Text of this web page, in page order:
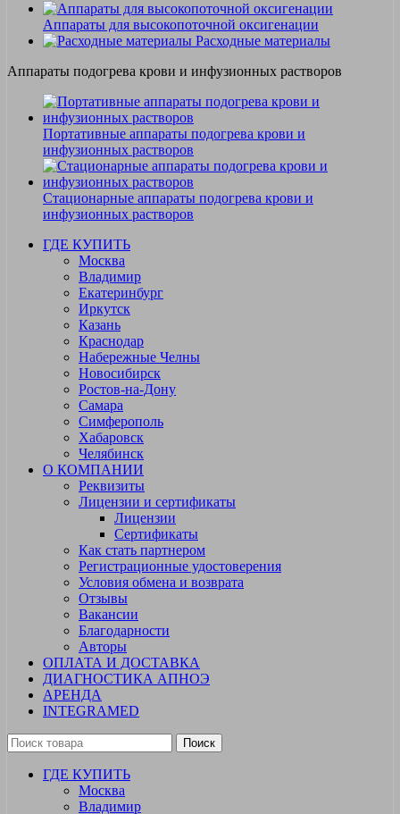
Аппараты для высокопоточной оксигенации
Расходные материалы
Аппараты подогрева крови и инфузионных растворов
Портативные аппараты подогрева крови и
инфузионных растворов
Стационарные аппараты подогрева крови и
инфузионных растворов
ГДЕ КУПИТЬ
Москва
Владимир
Екатеринбург
Иркутск
Казань
Краснодар
Набережные Челны
Новосибирск
Ростов-на-Дону
Самара
Симферополь
Хабаровск
Челябинск
О КОМПАНИИ
Реквизиты
Лицензии и сертификаты
Лицензии
Сертификаты
Как стать партнером
Регистрационные удостоверения
Условия обмена и возврата
Отзывы
Вакансии
Благодарности
Авторы
ОПЛАТА И ДОСТАВКА
ДИАГНОСТИКА АПНОЭ
АРЕНДА
INTEGRAMED
Поиск
ГДЕ КУПИТЬ
Москва
Владимир